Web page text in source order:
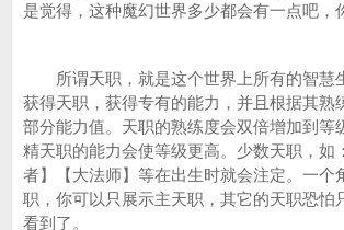
是觉得，这种魔幻世界多少都会有一点吧，
所谓天职，就是这个世界上所有的智慧
获得天职，获得专有的能力，并且根据其熟
部分能力值。天职的熟练度会双倍增加到等
精天职的能力会使等级更高。少数天职，如
者】【大法师】等在出生时就会注定。一个
职，你可以只展示主天职，其它的天职恐怕
看到了。